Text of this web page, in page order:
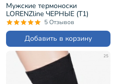
Мужские термоноски
LORENZline ЧЕРНЫЕ (Т1)
5 Отзывов
Добавить в корзину
25